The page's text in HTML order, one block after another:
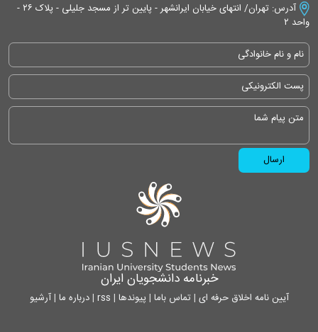
آدرس: تهران/ انتهای خیابان ایرانشهر - پایین تر از مسجد جلیلی - پلاک ۲۶ -
واحد ۲
خبرنامه دانشجویان ایران
آیین نامه اخلاق حرفه ای | تماس باما | پیوندها |
rss
|درباره ما |آرشیو